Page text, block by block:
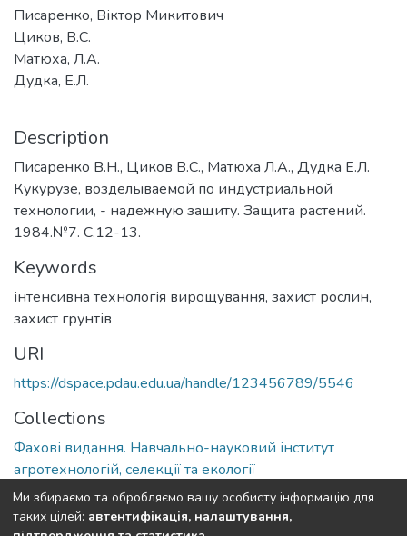
Писаренко, Віктор Микитович
Циков, В.С.
Матюха, Л.А.
Дудка, Е.Л.
Description
Писаренко В.Н., Циков В.С., Матюха Л.А., Дудка Е.Л.
Кукурузе, возделываемой по индустриальной
технологии, - надежную защиту. Защита растений.
1984.№7. С.12-13.
Keywords
інтенсивна технологія вирощування, захист рослин,
захист грунтів
URI
https://dspace.pdau.edu.ua/handle/123456789/5546
Collections
Фахові видання. Навчально-науковий інститут
агротехнологій, селекції та екології
Full item page
Ми збираємо та обробляємо вашу особисту інформацію для
таких цілей: автентифікація, налаштування,